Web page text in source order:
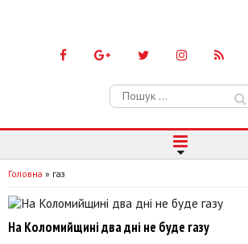
Пошук:
Головна » газ
На Коломийщині два дні не буде газу